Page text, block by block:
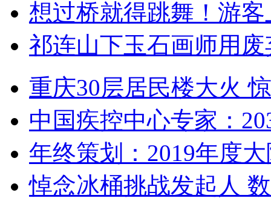
想过桥就得跳舞！游客
祁连山下玉石画师用
重庆30层居民楼大火
中国疾控中心专家：
年终策划：2019年度
悼念冰桶挑战发起人